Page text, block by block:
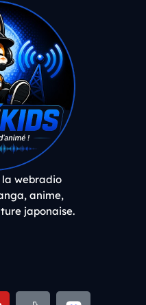
la webradio
anime,
japonaise.